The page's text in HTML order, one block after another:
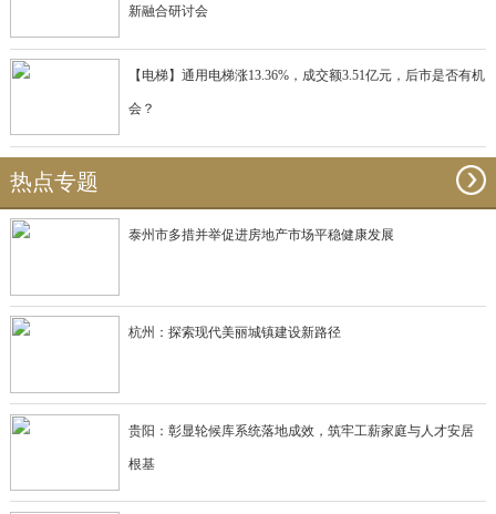
新融合研讨会
【电梯】通用电梯涨13.36%，成交额3.51亿元，后市是否有机
会？
热点专题
泰州市多措并举促进房地产市场平稳健康发展
杭州：探索现代美丽城镇建设新路径
贵阳：彰显轮候库系统落地成效，筑牢工薪家庭与人才安居
根基